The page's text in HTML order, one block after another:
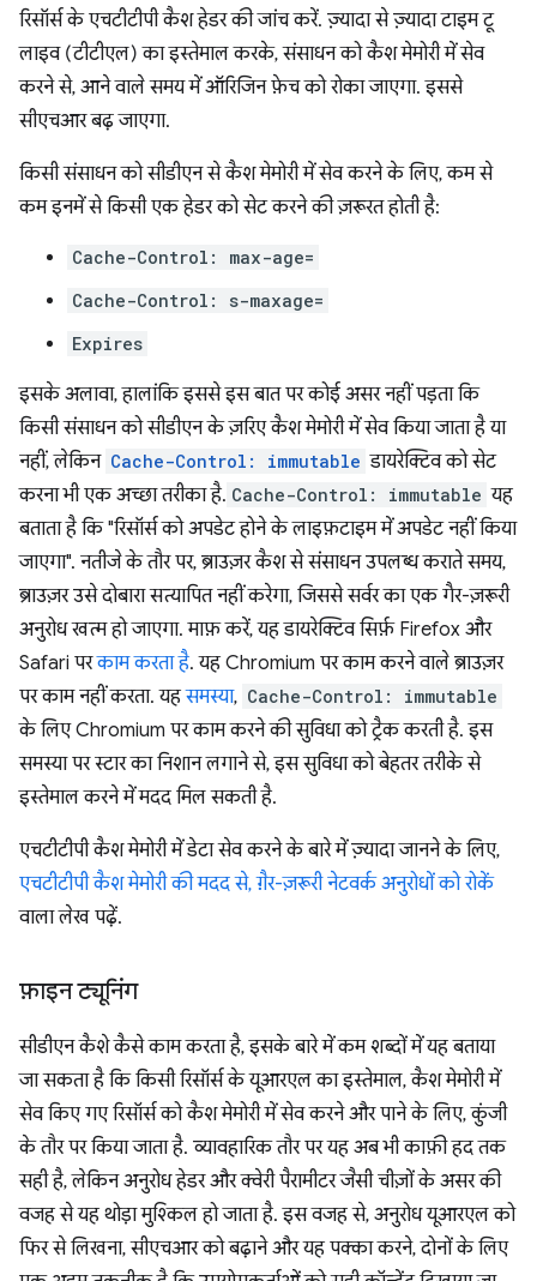
रिसॉर्स के एचटीटीपी कैश हेडर की जांच करें. ज़्यादा से ज़्यादा टाइम टू
लाइव (टीटीएल) का इस्तेमाल करके, संसाधन को कैश मेमोरी में सेव
करने से, आने वाले समय में ऑरिजिन फ़ेच को रोका जाएगा. इससे
सीएचआर बढ़ जाएगा.
किसी संसाधन को सीडीएन से कैश मेमोरी में सेव करने के लिए, कम से
कम इनमें से किसी एक हेडर को सेट करने की ज़रूरत होती है:
Cache-Control: max-age=
Cache-Control: s-maxage=
Expires
इसके अलावा, हालांकि इससे इस बात पर कोई असर नहीं पड़ता कि
किसी संसाधन को सीडीएन के ज़रिए कैश मेमोरी में सेव किया जाता है या
नहीं, लेकिन Cache-Control: immutable डायरेक्टिव को सेट
करना भी एक अच्छा तरीका है. Cache-Control: immutable यह
बताता है कि "रिसॉर्स को अपडेट होने के लाइफ़टाइम में अपडेट नहीं किया
जाएगा". नतीजे के तौर पर, ब्राउज़र कैश से संसाधन उपलब्ध कराते समय,
ब्राउज़र उसे दोबारा सत्यापित नहीं करेगा, जिससे सर्वर का एक गैर-ज़रूरी
अनुरोध खत्म हो जाएगा. माफ़ करें, यह डायरेक्टिव सिर्फ़ Firefox और
Safari परकाम करता है. यह Chromium पर काम करने वाले ब्राउज़र
पर काम नहीं करता. यहसमस्या, Cache-Control: immutable
के लिए Chromium पर काम करने की सुविधा को ट्रैक करती है. इस
समस्या पर स्टार का निशान लगाने से, इस सुविधा को बेहतर तरीके से
इस्तेमाल करने में मदद मिल सकती है.
एचटीटीपी कैश मेमोरी में डेटा सेव करने के बारे में ज़्यादा जानने के लिए,
एचटीटीपी कैश मेमोरी की मदद से, ग़ैर-ज़रूरी नेटवर्क अनुरोधों को रोकें
वाला लेख पढ़ें.
फ़ाइन ट्यूनिंग
सीडीएन कैशे कैसे काम करता है, इसके बारे में कम शब्दों में यह बताया
जा सकता है कि किसी रिसॉर्स के यूआरएल का इस्तेमाल, कैश मेमोरी में
सेव किए गए रिसॉर्स को कैश मेमोरी में सेव करने और पाने के लिए, कुंजी
के तौर पर किया जाता है. व्यावहारिक तौर पर यह अब भी काफ़ी हद तक
सही है, लेकिन अनुरोध हेडर और क्वेरी पैरामीटर जैसी चीज़ों के असर की
वजह से यह थोड़ा मुश्किल हो जाता है. इस वजह से, अनुरोध यूआरएल को
फिर से लिखना, सीएचआर को बढ़ाने और यह पक्का करने, दोनों के लिए